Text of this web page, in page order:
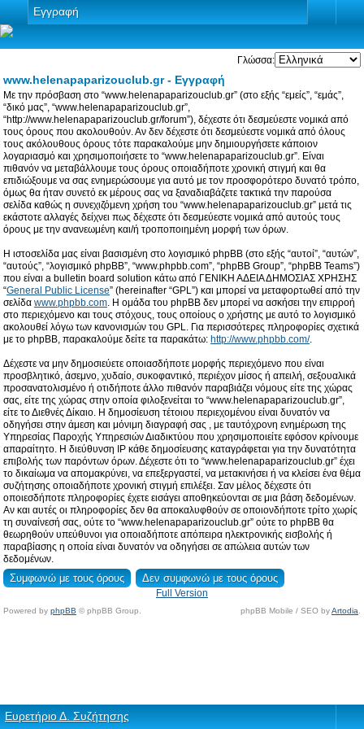
Εγγραφή
Γλώσσα:
www.helenapaparizouclub.gr - Εγγραφή
Με την πρόσβαση στο “www.helenapaparizouclub.gr” (στο εξής “εμείς”, “εμάς”,
“δικό μας”, “www.helenapaparizouclub.gr”,
“http://www.helenapaparizouclub.gr/forum”), δέχεστε ότι δεσμεύεστε νομικά από
τους όρους που ακολουθούν. Αν δεν δέχεστε ότι δεσμεύεστε νομικά από όλους
τους ακόλουθους όρους τότε παρακαλούμε μην δημιουργήσετε κάποιον
λογαριασμό και χρησιμοποιήσετε το “www.helenapaparizouclub.gr”. Είναι
πιθανόν να μεταβάλλουμε τους όρους οποιαδήποτε χρονική στιγμή και θα
επιδιώξουμε να σας ενημερώσουμε για αυτό με τον προσφορότερο δυνατό τρόπο,
όμως θα ήταν συνετό εκ μέρους σας να ξαναδιαβάζετε τακτικά την παρούσα
σελίδα καθώς η συνεχιζόμενη χρήση του “www.helenapaparizouclub.gr” μετά τις
εκάστοτε αλλαγές δείχνει πως δέχεστε ότι δεσμεύεστε νομικά από αυτούς τους
όρους με την ανανεωμένη και/ή τροποποιημένη μορφή των όρων.
Η ιστοσελίδα μας είναι βασισμένη στο λογισμικό phpBB (στο εξής “αυτοί”, “αυτών”,
“αυτούς”, “λογισμικό phpBB”, “www.phpbb.com”, “phpBB Group”, “phpBB Teams”)
που είναι a bulletin board solution κάτω από ΓΕΝΙΚΗ ΑΔΕΙΑ ΔΗΜΟΣΙΑΣ ΧΡΗΣΗΣ
“General Public License” (hereinafter “GPL”) και μπορεί να μεταφορτωθεί από την
σελίδα www.phpbb.com. Η ομάδα του phpBB δεν μπορεί να ασκήσει την επιρροή
στο περιεχόμενο και τους στόχους, τους οποίους ο χρήστης με αυτό το λογισμικό
ακολουθεί λόγω των κανονισμών του GPL. Για περισσότερες πληροφορίες σχετικά
με το phpBB, παρακαλούμε δείτε τα παρακάτω: http://www.phpbb.com/.
Δέχεστε να μην δημοσιεύετε οποιασδήποτε μορφής περιεχόμενο που είναι
προσβλητικό, άσεμνο, χυδαίο, συκοφαντικό, περιέχον μίσος ή απειλή, σεξουαλικά
προσανατολισμένο ή οτιδήποτε άλλο πιθανόν παραβιάζει νόμους είτε της χώρας
σας, είτε της χώρας στην οποία φιλοξενείται το “www.helenapaparizouclub.gr”,
είτε το Διεθνές Δίκαιο. Η δημοσίευση τέτοιου περιεχομένου είναι δυνατόν να
οδηγήσει στην άμεση και μόνιμη διαγραφή σας , με ταυτόχρονη ενημέρωση της
Υπηρεσίας Παροχής Υπηρεσιών Διαδικτύου που χρησιμοποιείτε εφόσον κρίνουμε
απαραίτητο. Η διεύθυνση IP κάθε δημοσίευσης καταγράφεται για την δυνατότητα
επιβολής των παρόντων όρων. Δέχεστε ότι το “www.helenapaparizouclub.gr” έχει
το δικαίωμα να απομακρύνει, να επεξεργαστεί, να μετακινήσει ή να κλείσει ένα θέμα
συζήτησης οποιαδήποτε χρονική στιγμή επιλέξει. Σαν μέλος δέχεστε ότι
οποιεσδήποτε πληροφορίες έχετε εισάγει αποθηκεύονται σε μια βάση δεδομένων.
Αν και αυτές οι πληροφορίες δεν θα αποκαλυφθούν σε οποιονδήποτε τρίτο χωρίς
τη συναίνεσή σας, ούτε το “www.helenapaparizouclub.gr” ούτε το phpBB θα
θεωρηθούν υπεύθυνοι για οποιαδήποτε απόπειρα ηλεκτρονικής εισβολής ή
παραβίασης η οποία είναι δυνατόν να οδηγήσει σε απώλεια αυτών των
δεδομένων.
Full Version
Powered by phpBB © phpBB Group. phpBB Mobile / SEO byArtodia
Ευρετήριο Δ. Συζήτησης